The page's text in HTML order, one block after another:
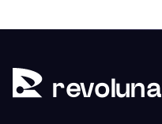
revoluna